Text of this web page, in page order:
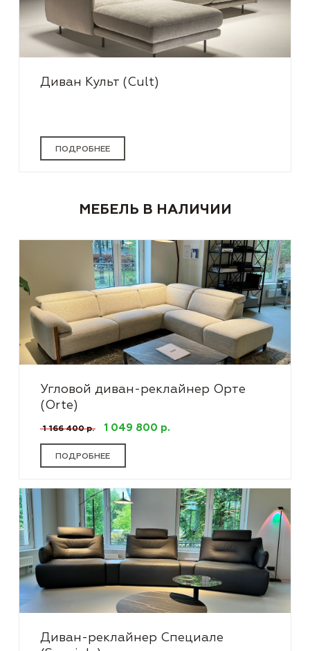
Диван Культ (Cult)
ПОДРОБНЕЕ
МЕБЕЛЬ В НАЛИЧИИ
Угловой диван-реклайнер Орте
(Orte)
1 166 400 р. 1 049 800 р.
ПОДРОБНЕЕ
Диван-реклайнер Специале